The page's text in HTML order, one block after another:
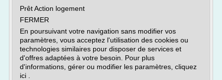
Prêt Action logement
FERMER
En poursuivant votre navigation sans modifier vos
paramètres, vous acceptez l'utilisation des cookies ou
technologies similaires pour disposer de services et
d'offres adaptées à votre besoin. Pour plus
d'informations, gérer ou modifier les paramètres, cliquez
ici .